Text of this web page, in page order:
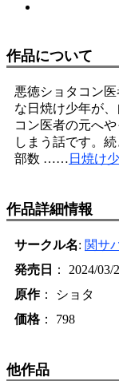
作品について
悪徳ショタコン
な日焼け少年が
コン医者の元へ
しまう話です。
部数 …… 日焼け
作品詳細情報
サークル名: 関サ
発売日
： 2024/03/
原作： ショタ
価格： 798
他作品